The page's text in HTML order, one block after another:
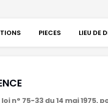
PIECES LIEU DE
loi n° 75-33 du 14 mai